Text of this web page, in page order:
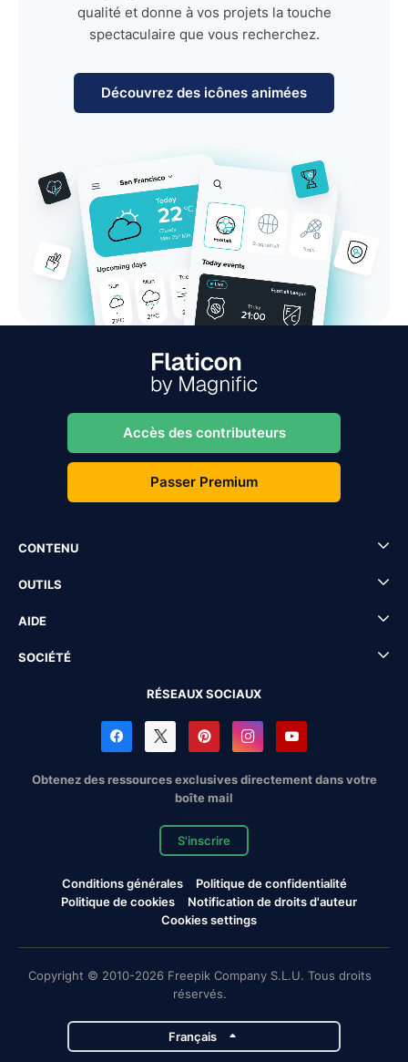
qualité et donne à vos projets la touche
spectaculaire que vous recherchez.
Découvrez des icônes animées
Accès des contributeurs
Passer Premium
CONTENU
OUTILS
AIDE
SOCIÉTÉ
RÉSEAUX SOCIAUX
Obtenez des ressources exclusives directement dans votre
boîte mail
S'inscrire
Conditions générales
Politique de confidentialité
Politique de cookies
Notification de droits d'auteur
Cookies settings
Copyright © 2010-2026 Freepik Company S.L.U. Tous droits
réservés.
Français